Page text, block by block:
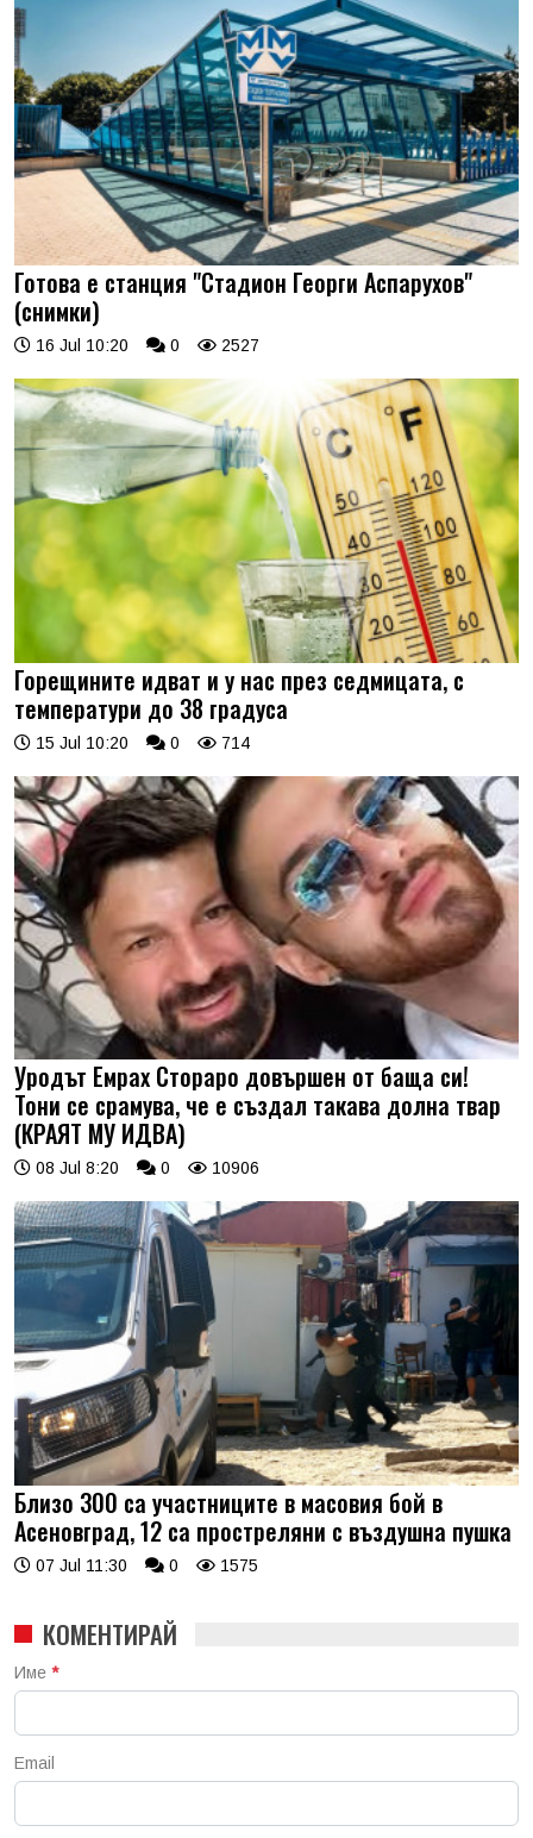
Готова е станция "Стадион Георги Аспарухов"
(снимки)
16 Jul 10:20 0 2527
Горещините идват и у нас през седмицата, с
температури до 38 градуса
15 Jul 10:20 0 714
Уродът Емрах Стораро довършен от баща си!
Тони се срамува, че е създал такава долна твар
(КРАЯТ МУ ИДВА)
08 Jul 8:20 0 10906
Близо 300 са участниците в масовия бой в
Асеновград, 12 са простреляни с въздушна пушка
07 Jul 11:30 0 1575
КОМЕНТИРАЙ
Име *
Email